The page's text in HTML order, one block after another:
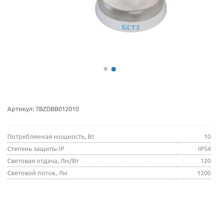
Артикул:7BZDBB012010
Потребляемая мощность, Вт
10
Степень защиты IP
IP54
Световая отдача, Лм/Вт
120
Световой поток, Лм
1200